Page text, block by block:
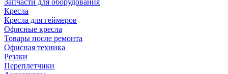
Запчасти для оборудования
Кресла
Кресла для геймеров
Офисные кресла
Товары после ремонта
Офисная техника
Резаки
Переплетчики